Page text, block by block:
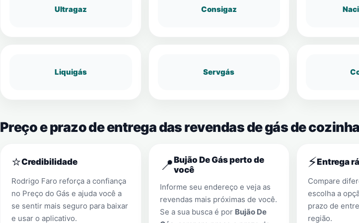
Ultragaz Consigaz
Liquigás Servgás
Preço e prazo de entrega das revendas de gás de
⭐Credibilidade
Rodrigo Faro reforça a confiança
no Preço do Gás e ajuda você a
se sentir mais seguro para baixar
e usar o aplicativo.
📍Bujão De Gás perto de
você
Informe seu endereço e veja as
revendas mais próximas de você.
Se a sua busca é por Bujão De
⚡Entrega
Compare
escolha a
prazo de
região.